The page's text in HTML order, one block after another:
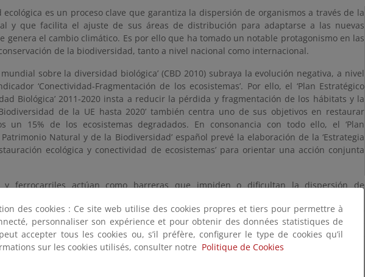
ecológica es un proceso clave que garantiza la dispersión de organismos a través de la
y que facilita el ajuste de sus áreas de distribución para adaptarse a las nuevas
genera el cambio climático. Es por ello que ha tomado un notable protagonismo en las
de la biodiversidad, tanto a nivel nacional como internacional.
mundial sobre la diversidad biológica’ (CBD 2010) subraya la evolución negativa, a nivel
‘Conectividad-Fragmentación de los ecosistemas’. Por ello, el ‘Plan Estratégico
Biológica’ 2011-2020 insta a reducir la pérdida y fragmentación de los hábitats y la
de la UE hasta 2020’ también centra uno de sus objetivos en restaurar
un 15% de los ecosistemas degradados. En consonancia con todo ello, el ‘Plan
Natural y de la Biodiversidad’ español prevé la elaboración de la ‘Estrategia
ecológica y conectividad de ecosistemas’ para orientar una acción conjunta
y ferrocarriles actúan como barreras que impiden o dificultan la dispersión de
en los puntos más vulnerables del sistema: la intersección de las vías de transporte
ecológicos. A un nivel estratégico, es ya imprescindible prever mecanismos de
impulsen estas actuaciones, con vistas a facilitar la sostenibilidad de toda la red de
viarias.
des cookies : Ce site web utilise des cookies propres et tiers pour permettre à
personnaliser son expérience et pour obtenir des données statistiques de
accepter tous les cookies ou, s’il préfère, configurer le type de cookies qu’il
sur les cookies utilisés, consulter notre Politique de Cookies